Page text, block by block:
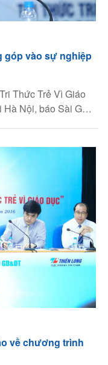
góp vào sự nghiệp
Thức Trẻ Vì Giáo
Nội, báo Sài Gòn
thần “vượt khó”
“vì sự phát triển
về chương trình